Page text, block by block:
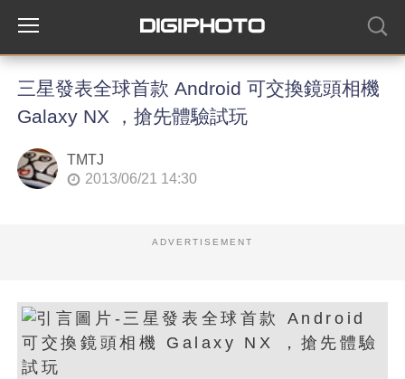
三星發表全球首款 Android 可交換鏡頭相機
Galaxy NX ，搶先體驗試玩
TMTJ
2013/06/21 14:30
ADVERTISEMENT